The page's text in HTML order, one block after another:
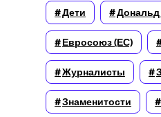
Дети
Евросоюз (ЕС)
Журналисты
Знаменитости